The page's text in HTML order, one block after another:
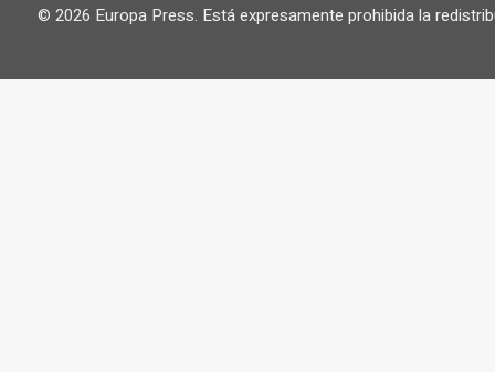
© 2026 Europa Press. Está expresamente prohibida la